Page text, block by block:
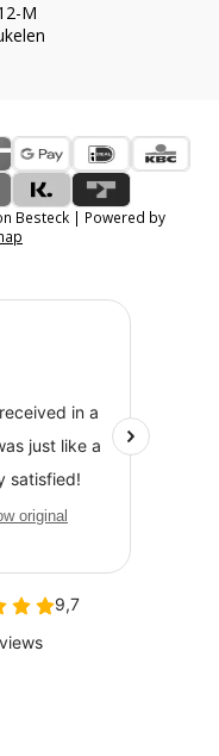
M
Besteck | Powered by